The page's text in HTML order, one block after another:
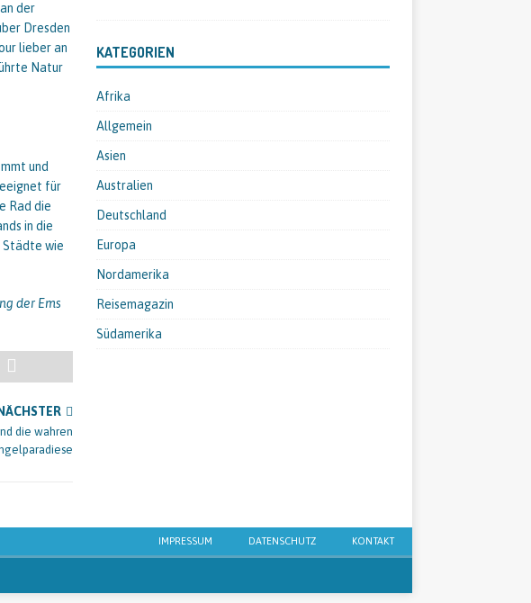
der
Dresden
lieber an
Natur
und
für
Rad die
in die
Städte wie
der Ems
die wahren
KATEGORIEN
Afrika
Allgemein
Asien
Australien
Deutschland
Europa
Nordamerika
Reisemagazin
Südamerika
IMPRESSUM DATENSCHUTZ KONTAKT